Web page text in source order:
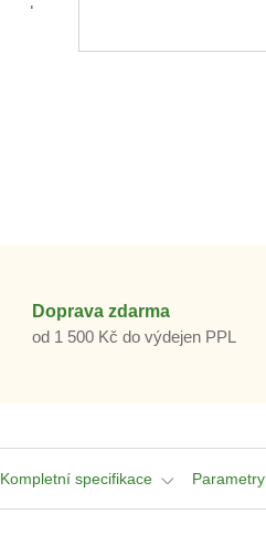
Doprava zdarma
od 1 500 Kč do výdejen PPL
Kompletní specifikace Parametry